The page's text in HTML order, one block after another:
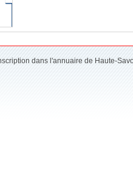
dans l'annuaire de Haute-